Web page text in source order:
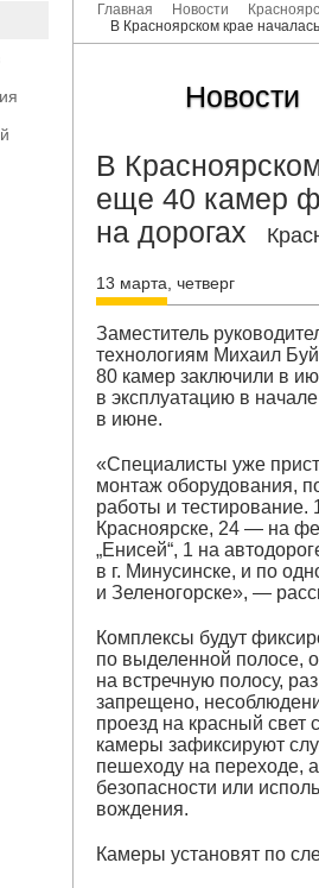
Главная Новости
В Красноярском крае
Новости
В
еще 40 камер
на дорогах
13 марта, четверг
Заместитель
технологиям Михаил
80 камер заключили в
в эксплуатацию в
в июне.
«Специалисты уже
монтаж оборудования,
работы и тестирование.
Красноярске, 24 — на
„Енисей“, 1 на
в г. Минусинске, и по
и Зеленогорске», —
Комплексы будут
по выделенной полосе,
на встречную полосу,
запрещено,
проезд на красный свет
камеры зафиксируют
пешеходу на переходе,
безопасности или
вождения.
Камеры установят по